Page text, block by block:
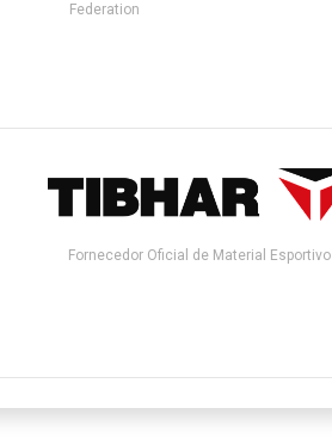
Federation
Fornecedor Oficial de Material Esportivo